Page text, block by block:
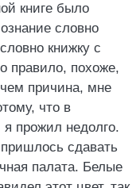
книге было
словно
книжку с
правило, похоже,
причина, мне
что в
прожил недолго.
сдавать
палата. Белые